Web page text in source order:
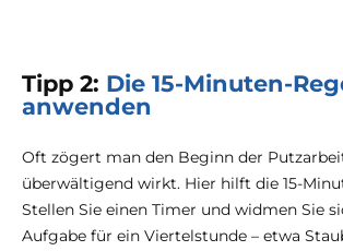
Tipp 2: Die 15-Minuten-
anwenden
Oft zögert man den Beginn der
überwältigend wirkt. Hier hilft die 15-
Stellen Sie einen Timer und widmen Sie
Aufgabe für ein Viertelstunde – etwa